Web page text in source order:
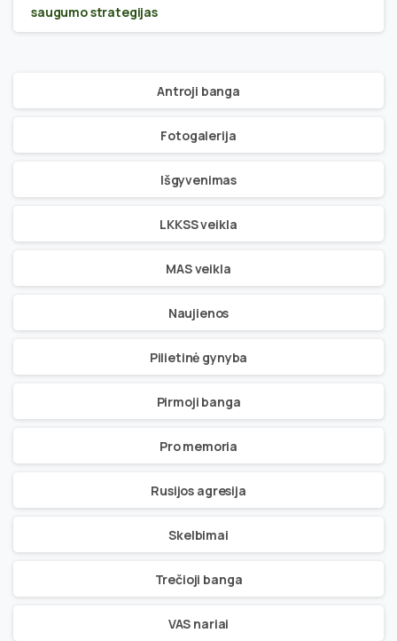
saugumo strategijas
Antroji banga
Fotogalerija
Išgyvenimas
LKKSS veikla
MAS veikla
Naujienos
Pilietinė gynyba
Pirmoji banga
Pro memoria
Rusijos agresija
Skelbimai
Trečioji banga
VAS nariai